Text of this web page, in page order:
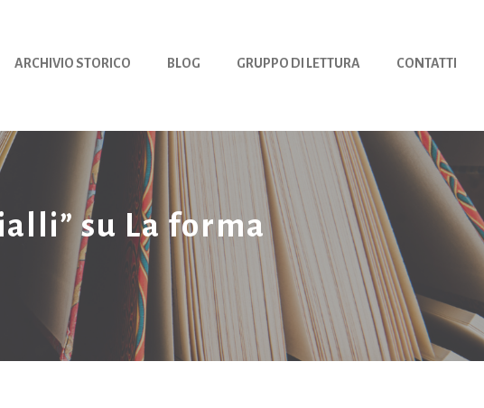
ARCHIVIO STORICO BLOG GRUPPO DI LETTURA CONTATTI
su La forma